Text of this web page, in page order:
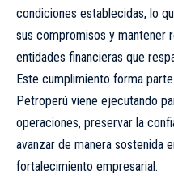
condiciones establecidas, lo
sus compromisos y mantener
entidades financieras que
Este cumplimiento forma
Petroperú viene ejecutando
operaciones, preservar la
avanzar de manera sostenida
fortalecimiento empresarial.